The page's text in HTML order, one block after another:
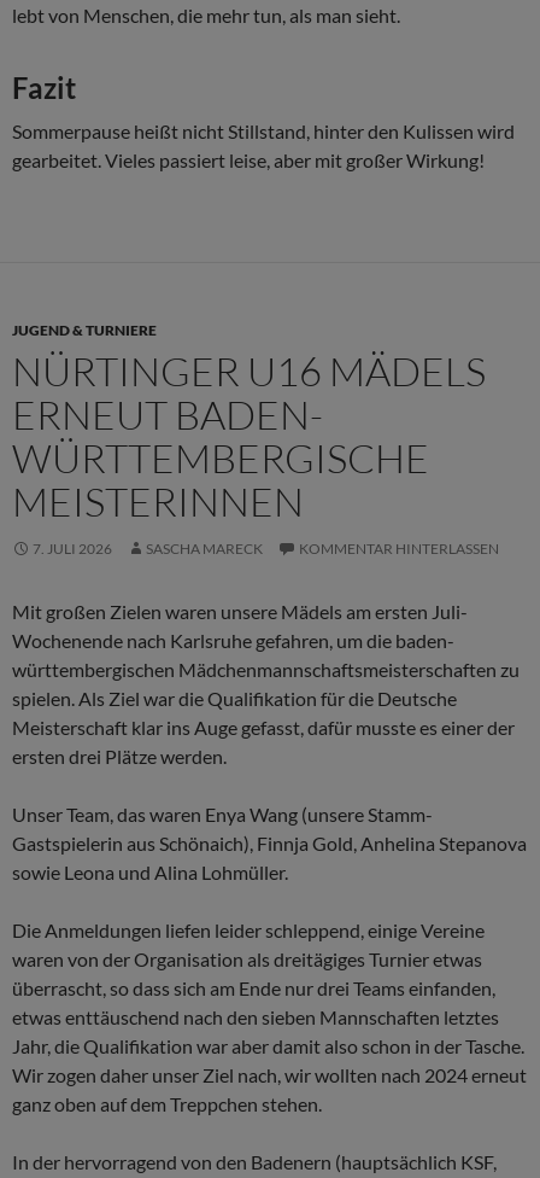
lebt von Menschen, die mehr tun, als man sieht.
Fazit
Sommerpause heißt nicht Stillstand, hinter den Kulissen wird
gearbeitet. Vieles passiert leise, aber mit großer Wirkung!
JUGEND & TURNIERE
NÜRTINGER U16 MÄDELS
ERNEUT BADEN-
WÜRTTEMBERGISCHE
MEISTERINNEN
7. JULI 2026 SASCHA MARECK KOMMENTAR HINTERLASSEN
Mit großen Zielen waren unsere Mädels am ersten Juli-
Wochenende nach Karlsruhe gefahren, um die baden-
württembergischen Mädchenmannschaftsmeisterschaften zu
spielen. Als Ziel war die Qualifikation für die Deutsche
Meisterschaft klar ins Auge gefasst, dafür musste es einer der
ersten drei Plätze werden.
Unser Team, das waren Enya Wang (unsere Stamm-
Gastspielerin aus Schönaich), Finnja Gold, Anhelina Stepanova
sowie Leona und Alina Lohmüller.
Die Anmeldungen liefen leider schleppend, einige Vereine
waren von der Organisation als dreitägiges Turnier etwas
überrascht, so dass sich am Ende nur drei Teams einfanden,
etwas enttäuschend nach den sieben Mannschaften letztes
Jahr, die Qualifikation war aber damit also schon in der Tasche.
Wir zogen daher unser Ziel nach, wir wollten nach 2024 erneut
ganz oben auf dem Treppchen stehen.
In der hervorragend von den Badenern (hauptsächlich KSF,